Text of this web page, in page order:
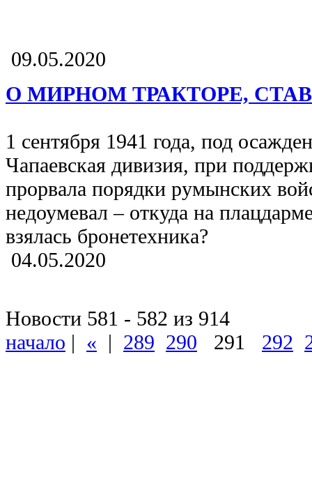
09.05.2020
О МИРНОМ ТРАКТОРЕ,
1 сентября 1941 года, под
Чапаевская дивизия, при
прорвала порядки румынских
недоумевал – откуда на
взялась бронетехника?
04.05.2020
Новости 581 - 582 из 914
начало | « | 289 290 291 292